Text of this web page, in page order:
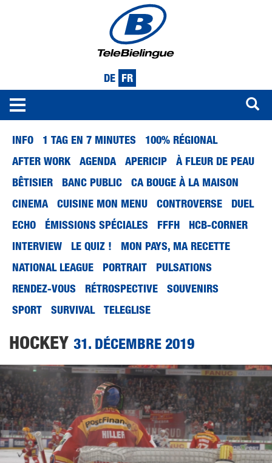
principal
DE FR
INFO 1 TAG EN 7 MINUTES
100% RÉGIONAL
AFTER WORK
AGENDA APERICIP
À FLEUR DE PEAU
BÊTISIER
BANC PUBLIC
CA BOUGE À LA MAISON
CINEMA
CUISINE MON MENU CONTROVERSE
DUEL
ECHO
ÉMISSIONS SPÉCIALES FFFH
HCB-CORNER
INTERVIEW
LE QUIZ !
MON PAYS, MA RECETTE
NATIONAL LEAGUE
PORTRAIT
PULSATIONS
RENDEZ-VOUS
RÉTROSPECTIVE
SOUVENIRS
SPORT
SURVIVAL TELEGLISE
HOCKEY 31. DÉCEMBRE 2019